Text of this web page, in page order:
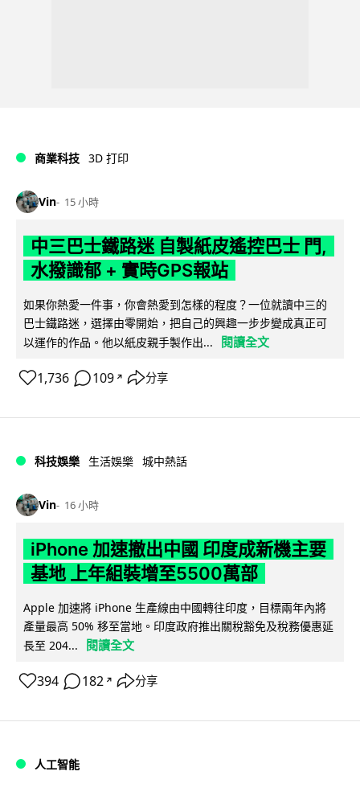
商業科技 3D 打印
Vin 15 小時
中三巴士鐵路迷 自製紙皮遙控巴士 門,
水撥識郁 + 實時GPS報站
如果你熱愛一件事，你會熱愛到怎樣的程度？一位就讀中三的
巴士鐵路迷，選擇由零開始，把自己的興趣一步步變成真正可
以運作的作品。他以紙皮親手製作出...
閱讀全文
1,736 109 ↗ 分享
科技娛樂 生活娛樂 城中熱話
Vin 16 小時
iPhone 加速撤出中國 印度成新機主要
基地 上年組裝增至5500萬部
Apple 加速將 iPhone 生產線由中國轉往印度，目標兩年內將
產量最高 50% 移至當地。印度政府推出關稅豁免及稅務優惠延
長至 204...
閱讀全文
394 182 ↗ 分享
人工智能